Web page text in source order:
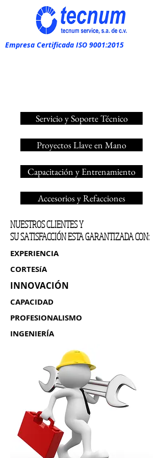
Empresa Certificada ISO 9001:2015
Servicio y Soporte Técnico
Proyectos Llave en Mano
Capacitación y Entrenamiento
Accesorios y Refacciones
NUESTROS CLIENTES Y
SU SATISFACCIÓN ESTA GARANTIZADA CON:
EXPERIENCIA
CORTESíA
INNOVACIÓN
CAPACIDAD
PROFESIONALISMO
INGENIERÍA